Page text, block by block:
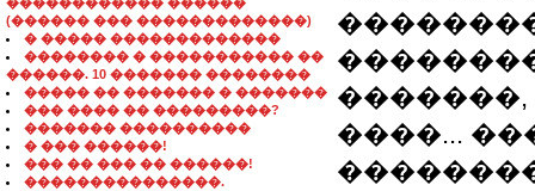
(������ ��� �������������)
� ����� �������������
�������� � ����������� ��
������. 10 ������� ��������
����� �� ������� � �������
��� ���� �� ���������?
������� ����������
� ��� ������!
��� �� ��� �� ������!
���������������.
����...